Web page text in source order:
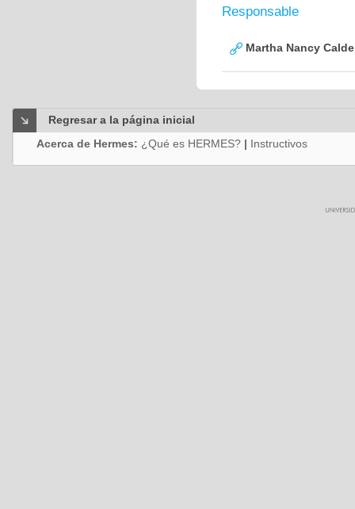
Responsable
Martha Nancy
Regresar a la página inicial
Acerca de Hermes: ¿Qué es HERMES? | Instructivos